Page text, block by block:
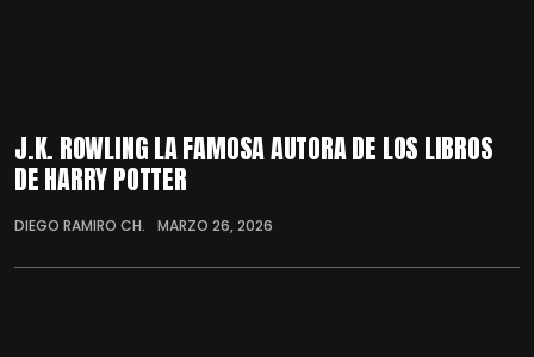
J.K. ROWLING LA FAMOSA AUTORA DE LOS LIBROS
DE HARRY POTTER
DIEGO RAMIRO CH. MARZO 26, 2026